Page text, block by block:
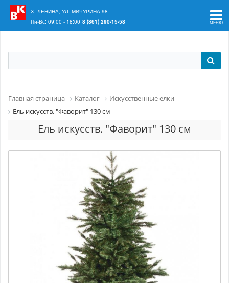
Ваш регион:
Х. ЛЕНИНА, УЛ. МИЧУРИНА 98
Пн-Вс: 09:00 - 18:00 8 (861) 290-15-58
Главная страница Каталог
Искусственные елки
Ель искусств. "Фаворит" 130 см
Ель искусств. "Фаворит" 130 см